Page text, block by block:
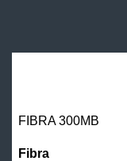
FIBRA 300MB